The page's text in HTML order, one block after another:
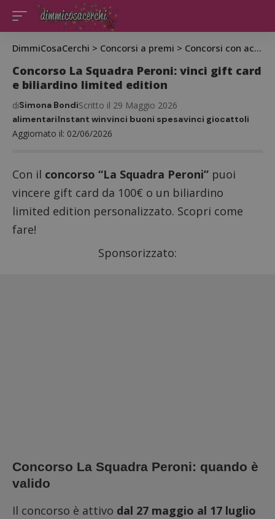
DimmiCosaCerchi > Concorsi a premi > Concorsi con acquisto
Concorso La Squadra Peroni: vinci gift card
e biliardino limited edition
Aggiornato il: 02/06/2026
diSimona BondiScritto il 29 Maggio 2026
alimentariInstant winvinci buoni spesavinci giocattoli
Con il concorso “La Squadra Peroni” puoi
vincere gift card da 100€ o un biliardino
limited edition personalizzato. Scopri come
fare!
Sponsorizzato:
Concorso La Squadra Peroni: quando è
valido
Il concorso è attivo dal 27 maggio al 17 luglio